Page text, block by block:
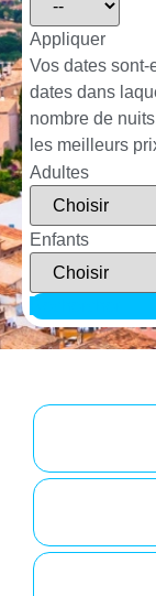
Appliquer
Vos dates
dates dans
nombre de
les meilleurs
Adultes
Enfants